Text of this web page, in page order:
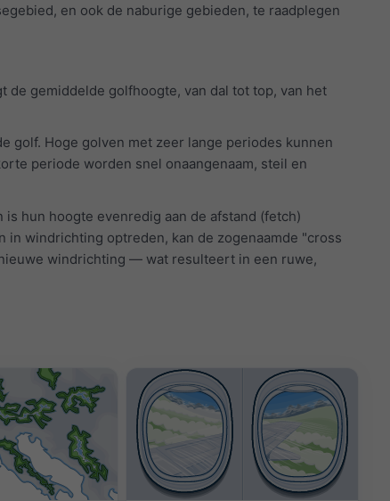
en ook de naburige gebieden, te raadplegen
gemiddelde golfhoogte, van dal tot top, van het
golf. Hoge golven met zeer lange periodes kunnen
periode worden snel onaangenaam, steil en
hun hoogte evenredig aan de afstand (fetch)
windrichting optreden, kan de zogenaamde "cross
windrichting — wat resulteert in een ruwe,